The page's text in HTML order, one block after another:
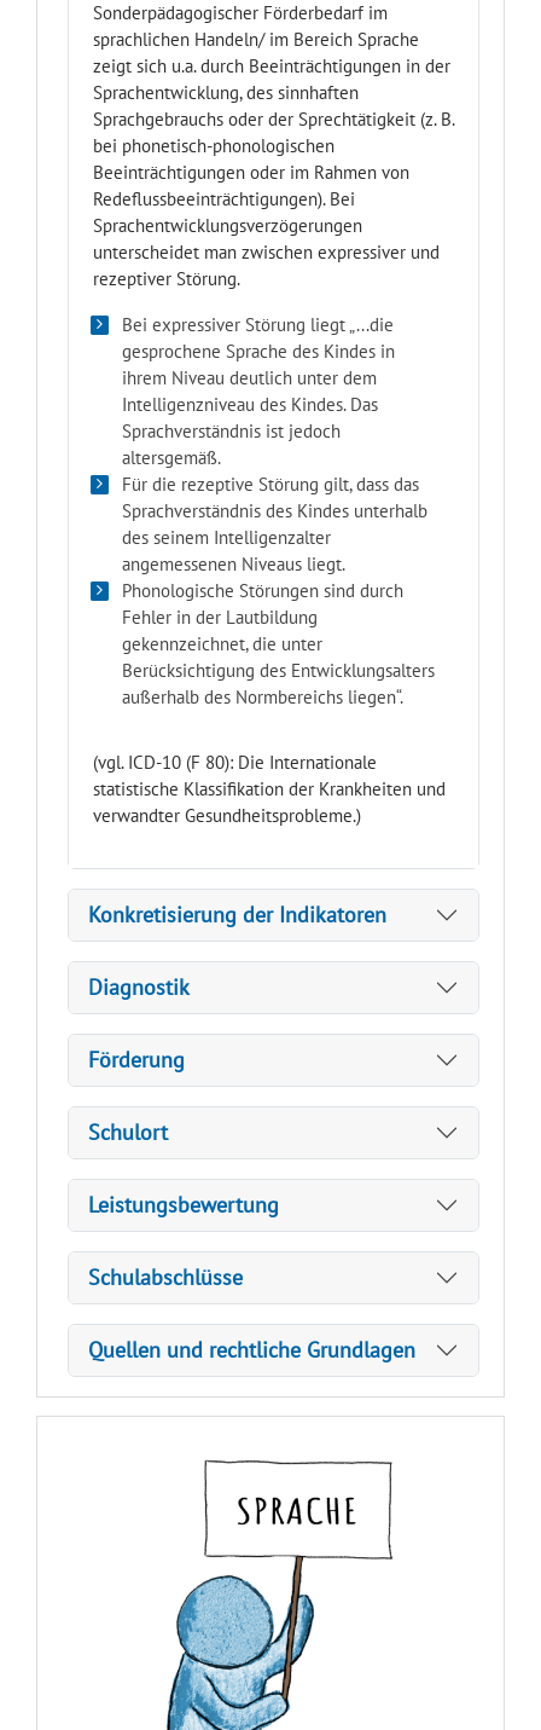
Sonderpädagogischer Förderbedarf im
sprachlichen Handeln/ im Bereich Sprache
zeigt sich u.a. durch Beeinträchtigungen in der
Sprachentwicklung, des sinnhaften
Sprachgebrauchs oder der Sprechtätigkeit (z. B.
bei phonetisch-phonologischen
Beeinträchtigungen oder im Rahmen von
Redeflussbeeinträchtigungen). Bei
Sprachentwicklungsverzögerungen
unterscheidet man zwischen expressiver und
rezeptiver Störung.
Bei expressiver Störung liegt „...die
gesprochene Sprache des Kindes in
ihrem Niveau deutlich unter dem
Intelligenzniveau des Kindes. Das
Sprachverständnis ist jedoch
altersgemäß.
Für die rezeptive Störung gilt, dass das
Sprachverständnis des Kindes unterhalb
des seinem Intelligenzalter
angemessenen Niveaus liegt.
Phonologische Störungen sind durch
Fehler in der Lautbildung
gekennzeichnet, die unter
Berücksichtigung des Entwicklungsalters
außerhalb des Normbereichs liegen“.
(vgl. ICD-10 (F 80): Die Internationale
statistische Klassifikation der Krankheiten und
verwandter Gesundheitsprobleme.)
Konkretisierung der Indikatoren
Diagnostik
Förderung
Schulort
Leistungsbewertung
Schulabschlüsse
Quellen und rechtliche Grundlagen